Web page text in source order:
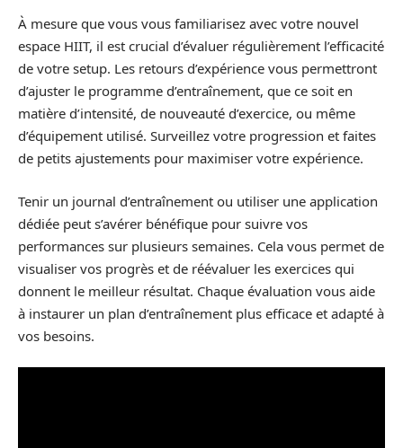
À mesure que vous vous familiarisez avec votre nouvel
espace HIIT, il est crucial d’évaluer régulièrement l’efficacité
de votre setup. Les retours d’expérience vous permettront
d’ajuster le programme d’entraînement, que ce soit en
matière d’intensité, de nouveauté d’exercice, ou même
d’équipement utilisé. Surveillez votre progression et faites
de petits ajustements pour maximiser votre expérience.
Tenir un journal d’entraînement ou utiliser une application
dédiée peut s’avérer bénéfique pour suivre vos
performances sur plusieurs semaines. Cela vous permet de
visualiser vos progrès et de réévaluer les exercices qui
donnent le meilleur résultat. Chaque évaluation vous aide
à instaurer un plan d’entraînement plus efficace et adapté à
vos besoins.